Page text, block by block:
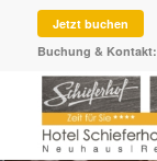
Jetzt buchen
Buchung & Kontakt: